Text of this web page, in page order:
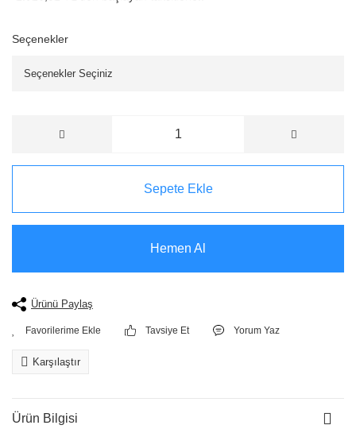
Seçenekler
Sepete Ekle
Hemen Al
Ürünü Paylaş
Tavsiye Et Yorum Yaz
Karşılaştır
Ürün Bilgisi